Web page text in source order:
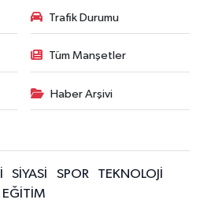
Trafik Durumu
Tüm Manşetler
Haber Arşivi
SİYASİ SPOR
TEKNOLOJİ
EĞİTİM